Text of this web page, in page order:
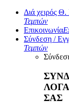
Διά χειρός
Τεμπών
Επικοινωνία
Σύνδεση /
Τεμπών
ΣΑΣ